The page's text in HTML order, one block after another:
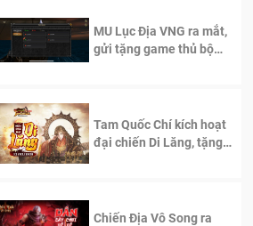
MU Lục Địa VNG ra mắt,
gửi tặng game thủ bộ
Tam Quốc Chí kích hoạt
đại chiến Di Lăng, tặng
Chiến Địa Vô Song ra